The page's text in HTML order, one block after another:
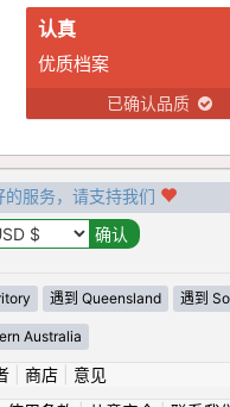
认真
优质档案
已确认品质
服务，请支持我们
遇到 Queensland 遇到
Australia
| 商店| 意见